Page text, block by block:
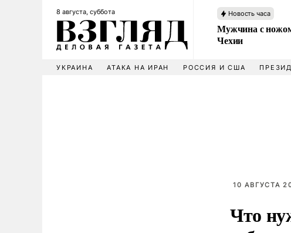
8 августа, суббота Новость часа
Мужчина с
Чехии
УКРАИНА АТАКА НА ИРАН РОССИЯ И США
10 АВГУСТА
Что